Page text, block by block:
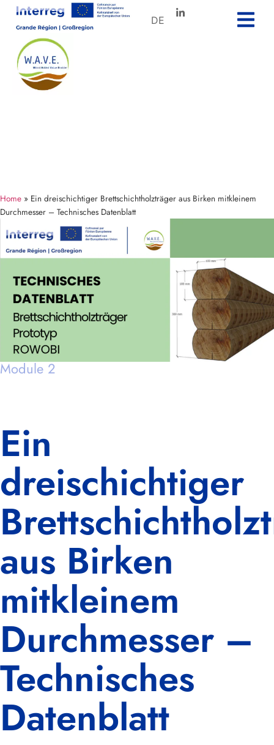
DE
Home » Ein dreischichtiger Brettschichtholzträger aus Birken mitkleinem
Durchmesser – Technisches Datenblatt
Module 2
Ein
dreischichtiger
aus Birken
mitkleinem
Durchmesser –
Technisches
Datenblatt